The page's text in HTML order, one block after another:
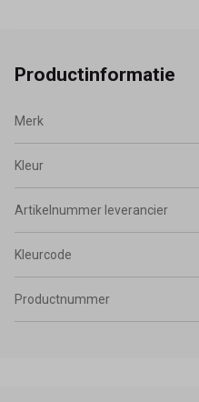
Productinformatie
Merk
Kleur
Artikelnummer leverancier
Kleurcode
Productnummer